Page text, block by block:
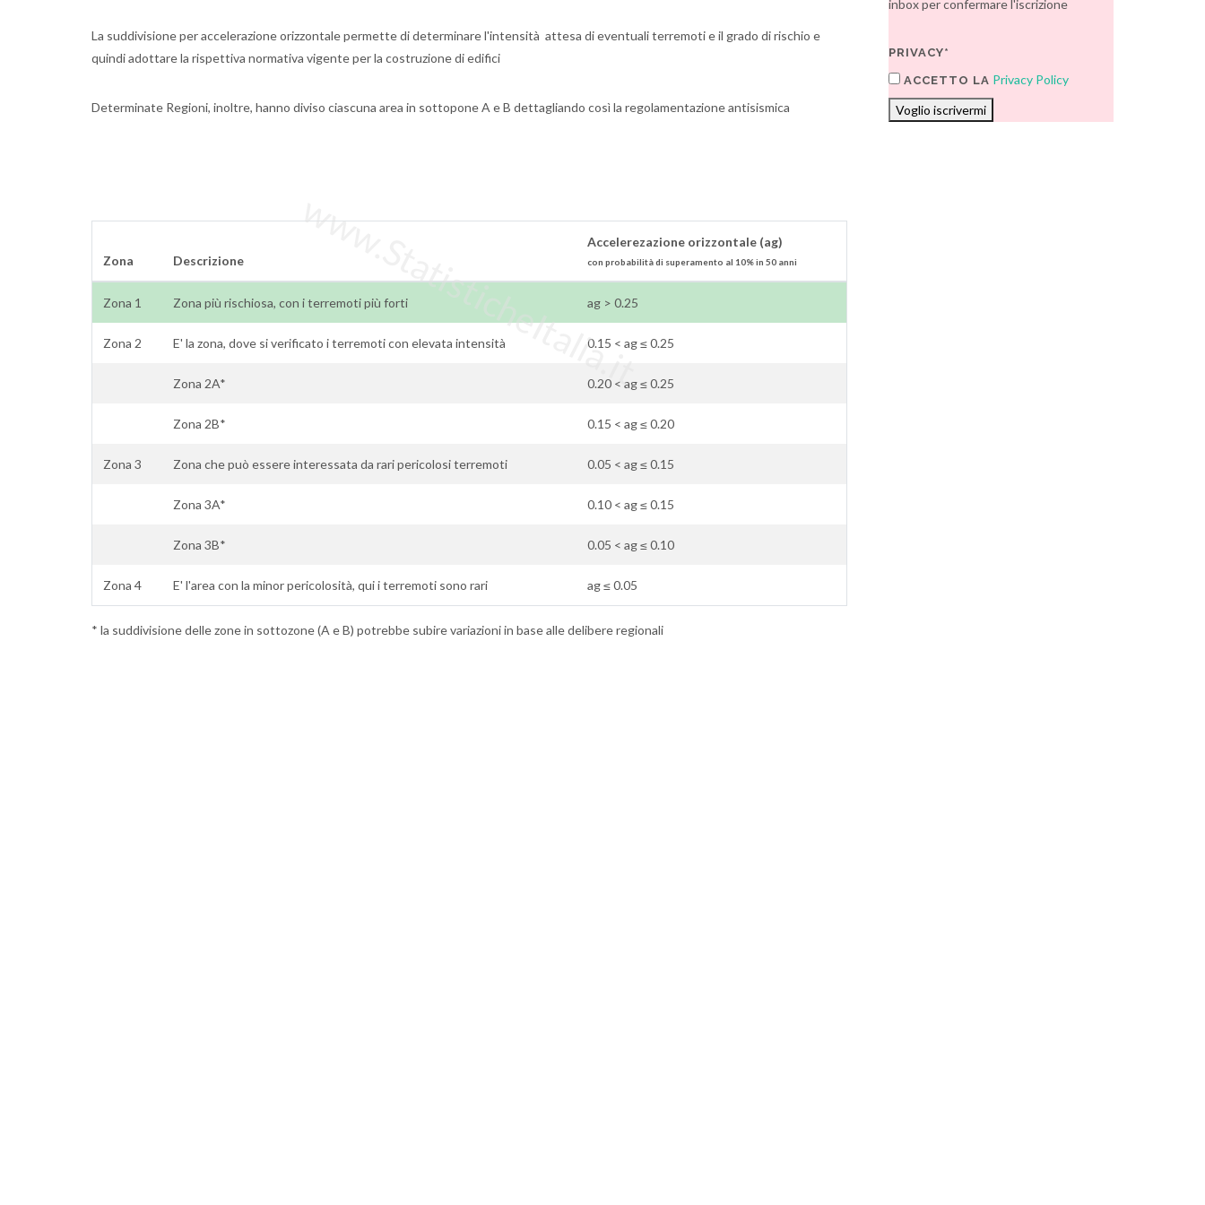
La suddivisione per accelerazione orizzontale permette di determinare l'intensità attesa di eventuali terremoti e il grado di rischio e
quindi adottare la rispettiva normativa vigente per la costruzione di edifici
Determinate Regioni, inoltre, hanno diviso ciascuna area in sottopone A e B dettagliando così la regolamentazione antisismica
Zona Descrizione
Accelerezazione orizzontale (ag)
con probabilità di superamento al 10% in 50 anni
Zona 1 Zona più rischiosa, con i terremoti più forti ag > 0.25
Zona 2 E' la zona, dove si verificato i terremoti con elevata intensità 0.15 < ag ≤ 0.25
Zona 2A* 0.20 < ag ≤ 0.25
Zona 2B* 0.15 < ag ≤ 0.20
Zona 3 Zona che può essere interessata da rari pericolosi terremoti 0.05 < ag ≤ 0.15
Zona 3A* 0.10 < ag ≤ 0.15
Zona 3B* 0.05 < ag ≤ 0.10
Zona 4 E' l'area con la minor pericolosità, qui i terremoti sono rari ag ≤ 0.05
www.StatisticheItalia.it
* la suddivisione delle zone in sottozone (A e B) potrebbe subire variazioni in base alle delibere regionali
inbox per confermare l'iscrizione
PRIVACY*
ACCETTO LA Privacy Policy
Voglio iscrivermi